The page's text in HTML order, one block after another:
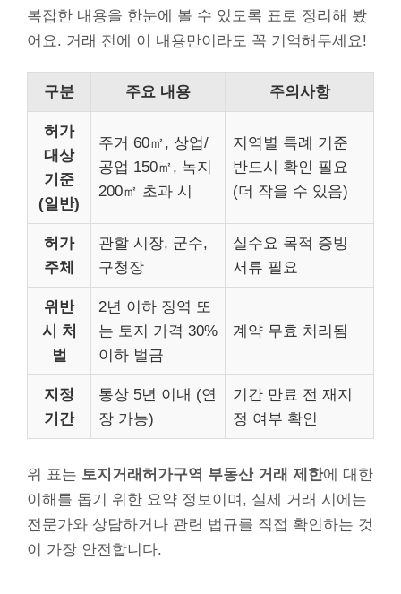
복잡한 내용을 한눈에 볼 수 있도록 표로 정리해 봤
어요. 거래 전에 이 내용만이라도 꼭 기억해두세요!
구분 주요 내용 주의사항
허가
대상
기준
(일반)
주거 60㎡, 상업/
공업 150㎡, 녹지
200㎡ 초과 시
지역별 특례 기준
반드시 확인 필요
(더 작을 수 있음)
허가
주체
관할 시장, 군수,
구청장
실수요 목적 증빙
서류 필요
위반
시 처
벌
2년 이하 징역 또
는 토지 가격 30%
이하 벌금
계약 무효 처리됨
지정
기간
통상 5년 이내 (연
장 가능)
기간 만료 전 재지
정 여부 확인
위 표는 토지거래허가구역 부동산 거래 제한에 대한
이해를 돕기 위한 요약 정보이며, 실제 거래 시에는
전문가와 상담하거나 관련 법규를 직접 확인하는 것
이 가장 안전합니다.